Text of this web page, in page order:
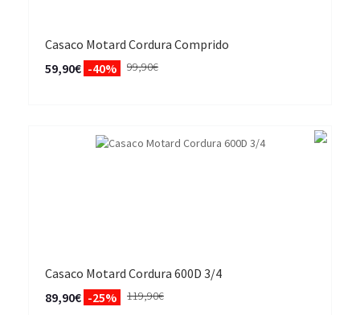
Casaco Motard Cordura Comprido
59,90€ -40% 99,90€
Casaco Motard Cordura 600D 3/4
89,90€ -25% 119,90€